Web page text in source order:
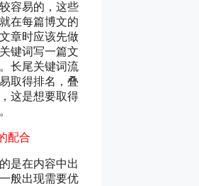
容易的，这些
在每篇博文的
章时应该先做
键词写一篇文
长尾关键词流
取得排名，叠
这是想要取得
配合
是在内容中出
般出现需要优